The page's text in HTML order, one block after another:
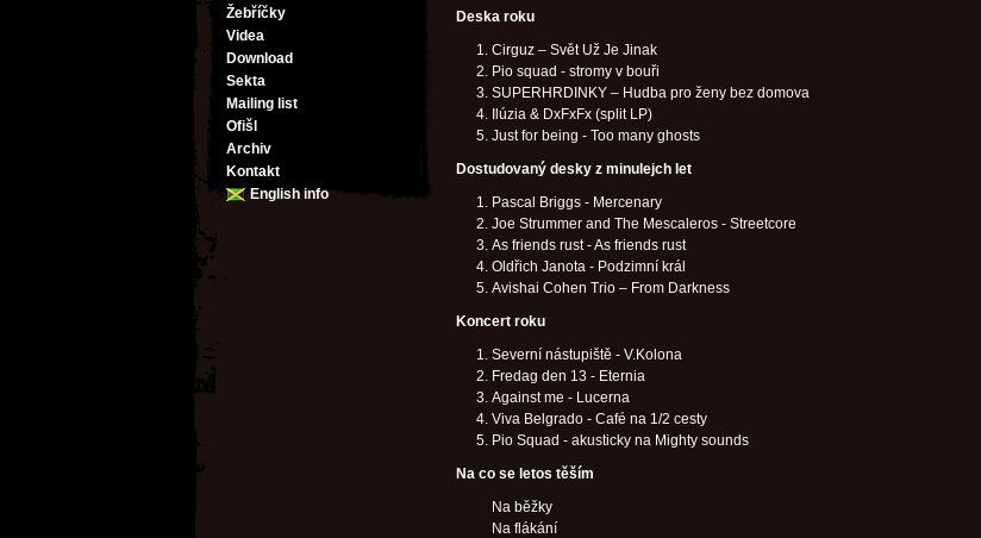
Žebříčky
Videa
Download
Sekta
Mailing list
Ofišl
Archiv
Kontakt
English info
Deska roku
Cirguz ‎– Svět Už Je Jinak
Pio squad - stromy v bouři
SUPERHRDINKY – Hudba pro ženy bez domova
Ilúzia & DxFxFx (split LP)
Just for being - Too many ghosts
Dostudovaný desky z minulejch let
Pascal Briggs - Mercenary
Joe Strummer and The Mescaleros - Streetcore
As friends rust - As friends rust
Oldřich Janota - Podzimní král
Avishai Cohen Trio – From Darkness
Koncert roku
Severní nástupiště - V.Kolona
Fredag den 13 - Eternia
Against me - Lucerna
Viva Belgrado - Café na 1/2 cesty
Pio Squad - akusticky na Mighty sounds
Na co se letos těším
Na běžky
Na flákání